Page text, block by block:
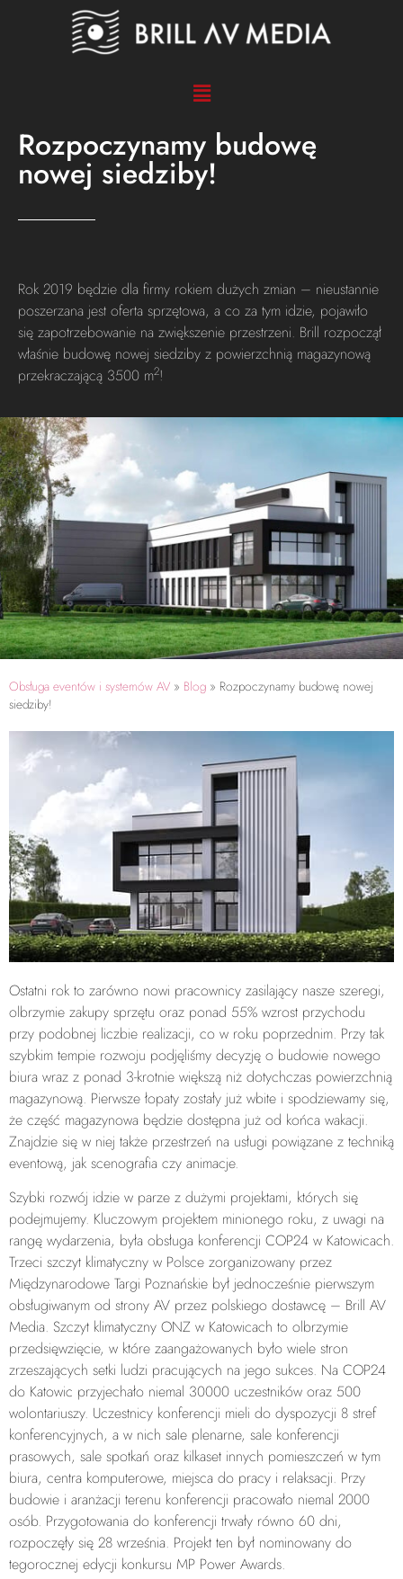
Rozpoczynamy budowę
nowej siedziby!
Rok 2019 będzie dla firmy rokiem dużych zmian – nieustannie
poszerzana jest oferta sprzętowa, a co za tym idzie, pojawiło
się zapotrzebowanie na zwiększenie przestrzeni. Brill rozpoczął
właśnie budowę nowej siedziby z powierzchnią magazynową
przekraczającą 3500 m2!
Obsługa eventów i systemów AV » Blog » Rozpoczynamy budowę nowej
siedziby!
Ostatni rok to zarówno nowi pracownicy zasilający nasze szeregi,
olbrzymie zakupy sprzętu oraz ponad 55% wzrost przychodu
przy podobnej liczbie realizacji, co w roku poprzednim. Przy tak
szybkim tempie rozwoju podjęliśmy decyzję o budowie nowego
biura wraz z ponad 3-krotnie większą niż dotychczas powierzchnią
magazynową. Pierwsze łopaty zostały już wbite i spodziewamy się,
że część magazynowa będzie dostępna już od końca wakacji.
Znajdzie się w niej także przestrzeń na usługi powiązane z techniką
eventową, jak scenografia czy animacje.
Szybki rozwój idzie w parze z dużymi projektami, których się
podejmujemy. Kluczowym projektem minionego roku, z uwagi na
rangę wydarzenia, była obsługa konferencji COP24 w Katowicach.
Trzeci szczyt klimatyczny w Polsce zorganizowany przez
Międzynarodowe Targi Poznańskie był jednocześnie pierwszym
obsługiwanym od strony AV przez polskiego dostawcę – Brill AV
Media. Szczyt klimatyczny ONZ w Katowicach to olbrzymie
przedsięwzięcie, w które zaangażowanych było wiele stron
zrzeszających setki ludzi pracujących na jego sukces. Na COP24
do Katowic przyjechało niemal 30000 uczestników oraz 500
wolontariuszy. Uczestnicy konferencji mieli do dyspozycji 8 stref
konferencyjnych, a w nich sale plenarne, sale konferencji
prasowych, sale spotkań oraz kilkaset innych pomieszczeń w tym
biura, centra komputerowe, miejsca do pracy i relaksacji. Przy
budowie i aranżacji terenu konferencji pracowało niemal 2000
osób. Przygotowania do konferencji trwały równo 60 dni,
rozpoczęły się 28 września. Projekt ten był nominowany do
tegorocznej edycji konkursu MP Power Awards.